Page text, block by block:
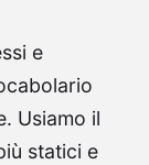
e
Usiamo il
statici e